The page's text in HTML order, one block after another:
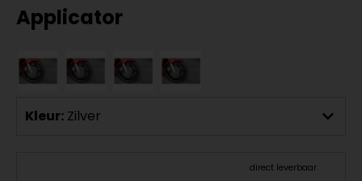
Applicator
Kleur: Zilver
direct leverbaar